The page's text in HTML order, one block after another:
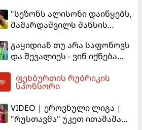
MVP გახდა
"სეზონს ალისონი დაიწყებს,
მამარდაშვილს შანსის
მოთმინება სჭირდება,
რომელსაც 100%-ით
"ლივერპულის" ყოფილმა
მეკარემ
გაყიდიან თუ არა საფონოვს
და შევალიეს - ვინ იქნება
ფეხბურთის რუბრიკის
სპონსორი
VIDEO | ეროვნული ლიგა |
"რუსთავმა" უკეთ ითამაშა